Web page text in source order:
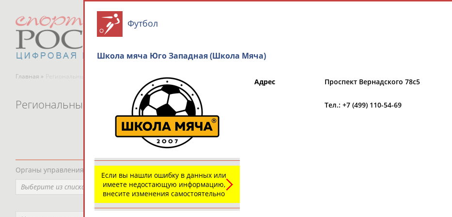
Главная » Региональные спортивные организации
ТАБЛО
РЕСУРСНАЯ ПЛОЩАДКА
Региональные спортивные организации
Органы управления, федерации, ВУЗы, Академии и т.п.
Выберите из списка
Футбол
Школа мяча Юго Западная (Школа Мяча)
Если вы нашли ошибку в данных или
имеете недостающую информацию,
внесите изменения самостоятельно
Адрес Проспект Вернадского 78с5
Тел.: +7 (499) 110-54-69